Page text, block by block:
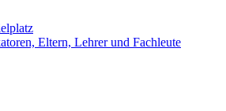
Eltern, Lehrer und Fachleute